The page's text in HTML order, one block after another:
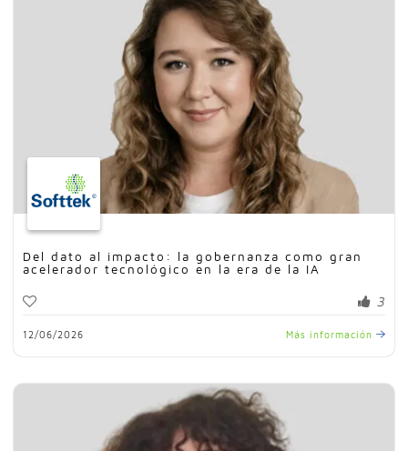
Del dato al impacto: la gobernanza como gran
acelerador tecnológico en la era de la IA
3
12/06/2026 Más información